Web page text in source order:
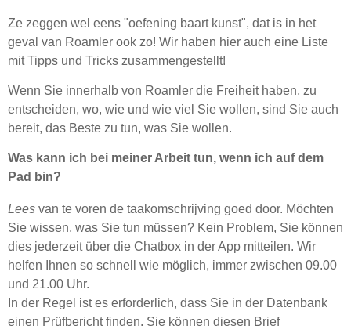
Ze zeggen wel eens "oefening baart kunst", dat is in het
geval van Roamler ook zo! Wir haben hier auch eine Liste
mit Tipps und Tricks zusammengestellt!
Wenn Sie innerhalb von Roamler die Freiheit haben, zu
entscheiden, wo, wie und wie viel Sie wollen, sind Sie auch
bereit, das Beste zu tun, was Sie wollen.
Was kann ich bei meiner Arbeit tun, wenn ich auf dem
Pad bin?
Lees van te voren de taakomschrijving goed door. Möchten
Sie wissen, was Sie tun müssen? Kein Problem, Sie können
dies jederzeit über die Chatbox in der App mitteilen. Wir
helfen Ihnen so schnell wie möglich, immer zwischen 09.00
und 21.00 Uhr.
In der Regel ist es erforderlich, dass Sie in der Datenbank
einen Prüfbericht finden. Sie können diesen Brief